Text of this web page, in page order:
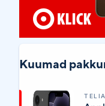
Kuumad
TELIA